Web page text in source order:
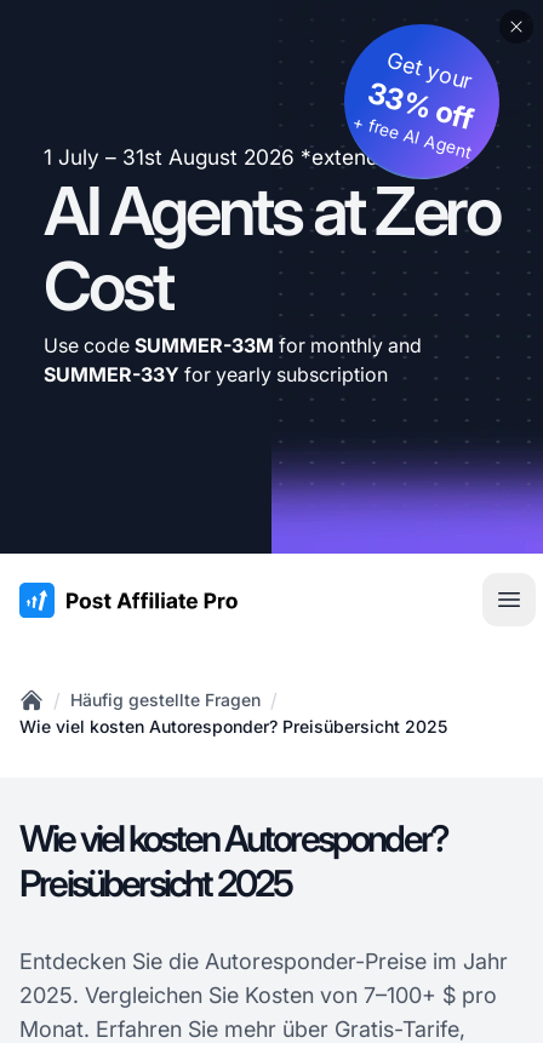
1 July – 31st August 2026 *extended
AI Agents at Zero
Cost
Get your
33% off
+ free AI Agent
Use code SUMMER-33M for monthly and
SUMMER-33Y for yearly subscription
:site.title
Home
/ Häufig gestellte Fragen /
Wie viel kosten Autoresponder? Preisübersicht 2025
Wie viel kosten Autoresponder?
Preisübersicht 2025
Entdecken Sie die Autoresponder-Preise im Jahr
2025. Vergleichen Sie Kosten von 7–100+ $ pro
Monat. Erfahren Sie mehr über Gratis-Tarife,